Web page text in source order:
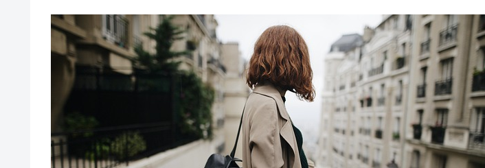
ISTPはモテる＆最強！恋愛が向いてない？好きになったら好き避け？
INFJが心を開かない！友達いないのは他人に興味がないから？
ESFJはモテる！男女で恋愛の相性がいいのはESFPやINFP？
ENFPは生きづらい？その原因とは
ENFPは社会不適合者なの？
ENFPはADHDが多い？
ENFPは人見知りで繊細？
内向的で友達が少ない？
ミステリアスと思われがち？
繊細でめんどくさい？
人に興味がない？